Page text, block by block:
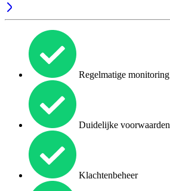
Regelmatige monitoring
Duidelijke voorwaarden
Klachtenbeheer